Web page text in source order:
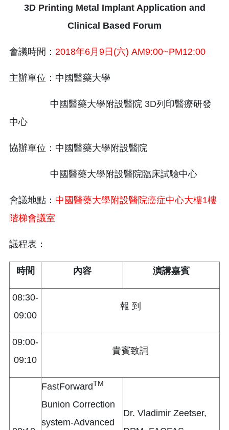
3D Printing Metal Implant Application and
Clinical Based Forum
會議時間： 2018年6月9日(六) AM9:00~PM12:00
主辦單位：中國醫藥大學
中國醫藥大學附設醫院 3D列印醫療研發
中心
協辦單位：中國醫藥大學附設醫院
中國醫藥大學附設醫院臨床試驗中心
會議地點： 中國醫藥大學附設醫院癌症中心大樓1樓
階梯會議室
議程表：
時間 內容 演講嘉賓
08:30-
09:00
報 到
09:00-
09:10
貴賓致詞
FastForwardTM
Bunion Correction
system-Advanced
Dr. Vladimir Zeetser,